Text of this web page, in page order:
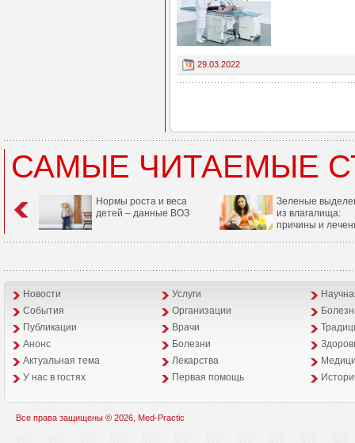
29.03.2022
САМЫЕ ЧИТАЕМЫЕ
Нормы роста и веса
детей – данные ВОЗ
Зеленые
из влагалища:
причины и
Новости Услуги
События
Организации
Публикации
Врачи
Анонс
Болезни
Aктуальная тема
Лекарства
У нас в гостях
Первая помощь
Все права защищены © 2026, Med-Practic